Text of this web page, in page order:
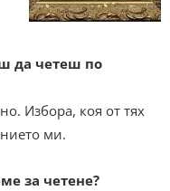
да четеш по
Избора, коя от тях
ми.
за четене?